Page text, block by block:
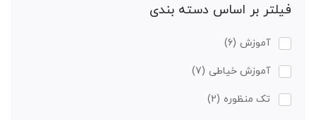
فیلتر بر اساس دسته بندی
آموزش (6)
آموزش خیاطی (7)
تک منظوره (2)